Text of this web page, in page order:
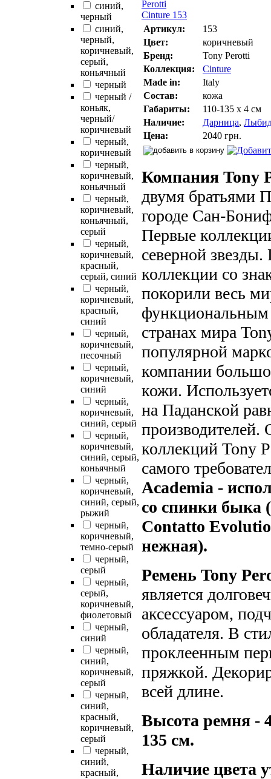
синий,
черный
синий,
черный,
коричневый,
серый,
коньячный
черный
черный /
коньяк,
черный/
коричневый
черный,
коричневый
черный,
коричневый,
коньячный
черный,
коричневый,
коньячный,
серый
черный,
коричневый,
красный,
серый, синий
черный,
коричневый,
красный,
синий
черный,
коричневый,
песочный
черный,
коричневый,
синий
черный,
коричневый,
синий, серый
черный,
коричневый,
синий, серый,
коньячный
черный,
коричневый,
синий, серый,
рыжий
черный,
коричневый,
темно-серый
черный,
серый
черный,
серый,
коричневый,
фиолетовый
черный,
синий
черный,
синий,
коричневый,
серый
черный,
синий,
красный,
коричневый,
серый
черный,
синий,
красный,
Артикул:
153
Цвет:
коричневый
Бренд:
Tony Perotti
Коллекция:
Cinture
Made in:
Italy
Состав:
кожа
Габариты:
110-135 х 4 см
Наличие:
Дарница,
Цена:
2040 грн.
Компания Tony
двумя братьями
городе Сан-
Первые
северной
коллекции со
покорили весь
функциональным
странах мира
популярной
компании
кожи.
на Паданской
производителей.
коллекций Tony
самого
Academia -
со спинки быка
Contatto
нежная).
Ремень Tony
является
аксессуаром,
обладателя. В
проклеенным
пряжкой.
всей длине.
Высота ремня -
135 см.
Наличие цвета